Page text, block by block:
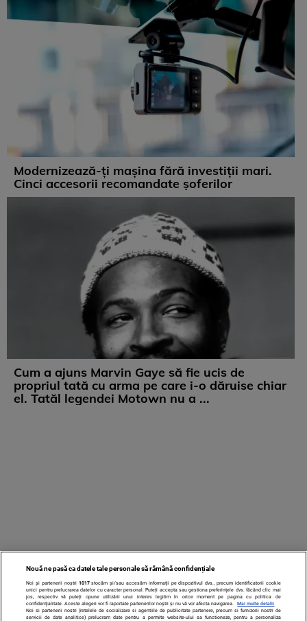
Modernizează-ți mașina fără investiții mari.
Cinci accesorii recomandate șoferilor
Cum a ajuns Marvin Gaye să fie ucis de
propriul tată cu arma pe care i-o dăruise chiar
el. Tatăl legendei Motown nu a ...
Nouă ne pasă ca datele tale personale să rămână confidențiale
Noi și partenerii noștri 1017stocăm și/sau accesăm informații pe dispozitivul dvs., precum identificatorii cookie
unici pentru prelucrarea datelor cu caracter personal. Puteți accepta sau gestiona preferințele dvs. făcând clic mai
jos, respectiv vă puteți opune utilizării unui interes legitim în orice moment pe pagina cu politica de
confidențialitate. Aceste alegeri vor fi raportate partenerilor noștri și nu vă vor afecta navigarea.
Mai multe detalii
Noi si partenerii nostri (retelele de socializare si agentiile de publicitate partenere, precum si furnizorii nostri de
servicii de date analitice) prelucram date pentru a permite website-ului sa functioneze, pentru a personaliza